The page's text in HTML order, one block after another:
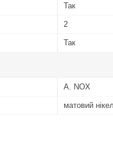
Так
2
Так
A. NOX
матовий